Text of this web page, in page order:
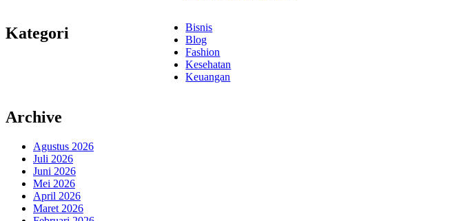
Kategori
Bisnis
Blog
Fashion
Kesehatan
Keuangan
Archive
Agustus 2026
Juli 2026
Juni 2026
Mei 2026
April 2026
Maret 2026